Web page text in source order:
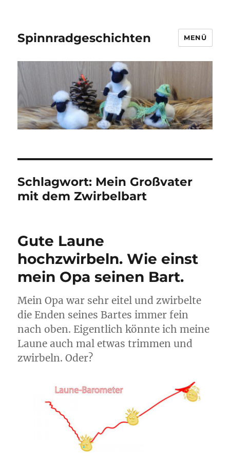
Spinnradgeschichten MENÜ
Schlagwort: Mein Großvater
mit dem Zwirbelbart
Gute Laune
hochzwirbeln. Wie einst
mein Opa seinen Bart.
Mein Opa war sehr eitel und zwirbelte
die Enden seines Bartes immer fein
nach oben. Eigentlich könnte ich meine
Laune auch mal etwas trimmen und
zwirbeln. Oder?